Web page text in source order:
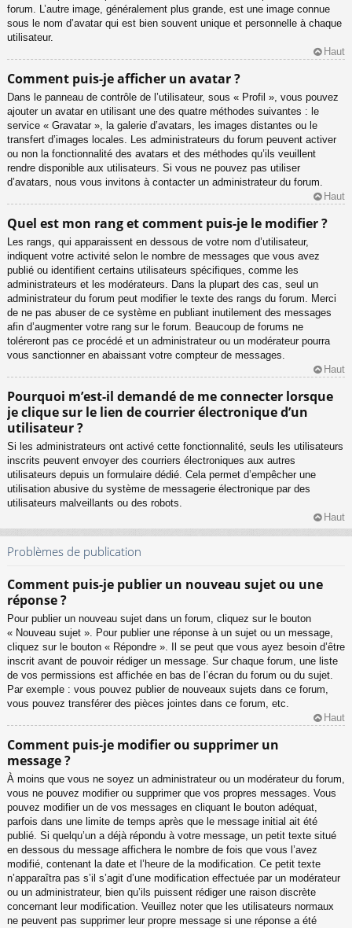
forum. L’autre image, généralement plus grande, est une image connue
sous le nom d’avatar qui est bien souvent unique et personnelle à chaque
utilisateur.
Haut
Comment puis-je afficher un avatar ?
Dans le panneau de contrôle de l’utilisateur, sous « Profil », vous pouvez
ajouter un avatar en utilisant une des quatre méthodes suivantes : le
service « Gravatar », la galerie d’avatars, les images distantes ou le
transfert d’images locales. Les administrateurs du forum peuvent activer
ou non la fonctionnalité des avatars et des méthodes qu’ils veuillent
rendre disponible aux utilisateurs. Si vous ne pouvez pas utiliser
d’avatars, nous vous invitons à contacter un administrateur du forum.
Haut
Quel est mon rang et comment puis-je le modifier ?
Les rangs, qui apparaissent en dessous de votre nom d’utilisateur,
indiquent votre activité selon le nombre de messages que vous avez
publié ou identifient certains utilisateurs spécifiques, comme les
administrateurs et les modérateurs. Dans la plupart des cas, seul un
administrateur du forum peut modifier le texte des rangs du forum. Merci
de ne pas abuser de ce système en publiant inutilement des messages
afin d’augmenter votre rang sur le forum. Beaucoup de forums ne
toléreront pas ce procédé et un administrateur ou un modérateur pourra
vous sanctionner en abaissant votre compteur de messages.
Haut
Pourquoi m’est-il demandé de me connecter lorsque
je clique sur le lien de courrier électronique d’un
utilisateur ?
Si les administrateurs ont activé cette fonctionnalité, seuls les utilisateurs
inscrits peuvent envoyer des courriers électroniques aux autres
utilisateurs depuis un formulaire dédié. Cela permet d’empêcher une
utilisation abusive du système de messagerie électronique par des
utilisateurs malveillants ou des robots.
Haut
Problèmes de publication
Comment puis-je publier un nouveau sujet ou une
réponse ?
Pour publier un nouveau sujet dans un forum, cliquez sur le bouton
« Nouveau sujet ». Pour publier une réponse à un sujet ou un message,
cliquez sur le bouton « Répondre ». Il se peut que vous ayez besoin d’être
inscrit avant de pouvoir rédiger un message. Sur chaque forum, une liste
de vos permissions est affichée en bas de l’écran du forum ou du sujet.
Par exemple : vous pouvez publier de nouveaux sujets dans ce forum,
vous pouvez transférer des pièces jointes dans ce forum, etc.
Haut
Comment puis-je modifier ou supprimer un
message ?
À moins que vous ne soyez un administrateur ou un modérateur du forum,
vous ne pouvez modifier ou supprimer que vos propres messages. Vous
pouvez modifier un de vos messages en cliquant le bouton adéquat,
parfois dans une limite de temps après que le message initial ait été
publié. Si quelqu’un a déjà répondu à votre message, un petit texte situé
en dessous du message affichera le nombre de fois que vous l’avez
modifié, contenant la date et l’heure de la modification. Ce petit texte
n’apparaîtra pas s’il s’agit d’une modification effectuée par un modérateur
ou un administrateur, bien qu’ils puissent rédiger une raison discrète
concernant leur modification. Veuillez noter que les utilisateurs normaux
ne peuvent pas supprimer leur propre message si une réponse a été